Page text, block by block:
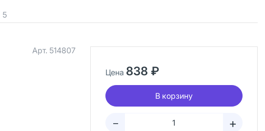
5
Арт. 514807
Цена 838 ₽
В корзину
– +